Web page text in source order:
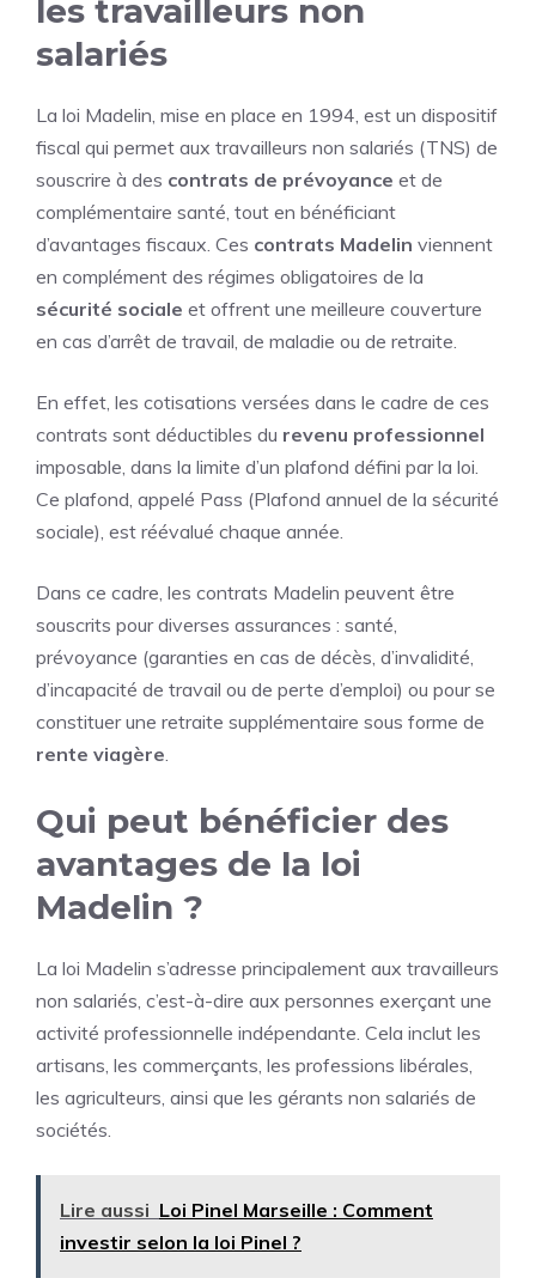
les travailleurs non
salariés
La loi Madelin, mise en place en 1994, est un dispositif
fiscal qui permet aux travailleurs non salariés (TNS) de
souscrire à des contrats de prévoyance et de
complémentaire santé, tout en bénéficiant
d’avantages fiscaux. Ces contrats Madelin viennent
en complément des régimes obligatoires de la
sécurité sociale et offrent une meilleure couverture
en cas d’arrêt de travail, de maladie ou de retraite.
En effet, les cotisations versées dans le cadre de ces
contrats sont déductibles du revenu professionnel
imposable, dans la limite d’un plafond défini par la loi.
Ce plafond, appelé Pass (Plafond annuel de la sécurité
sociale), est réévalué chaque année.
Dans ce cadre, les contrats Madelin peuvent être
souscrits pour diverses assurances : santé,
prévoyance (garanties en cas de décès, d’invalidité,
d’incapacité de travail ou de perte d’emploi) ou pour se
constituer une retraite supplémentaire sous forme de
rente viagère.
Qui peut bénéficier des
avantages de la loi
Madelin ?
La loi Madelin s’adresse principalement aux travailleurs
non salariés, c’est-à-dire aux personnes exerçant une
activité professionnelle indépendante. Cela inclut les
artisans, les commerçants, les professions libérales,
les agriculteurs, ainsi que les gérants non salariés de
sociétés.
Lire aussi Loi Pinel Marseille : Comment
investir selon la loi Pinel ?